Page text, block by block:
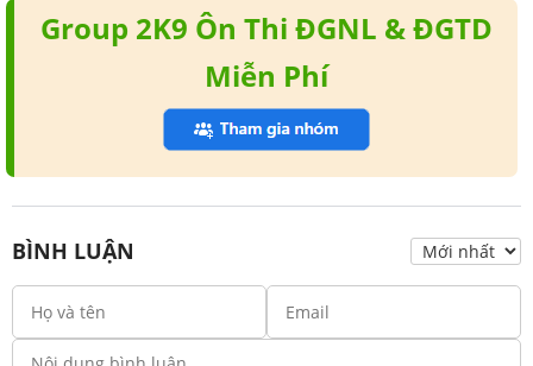
Group 2K9 Ôn Thi ĐGNL & ĐGTD
Miễn Phí
BÌNH LUẬN